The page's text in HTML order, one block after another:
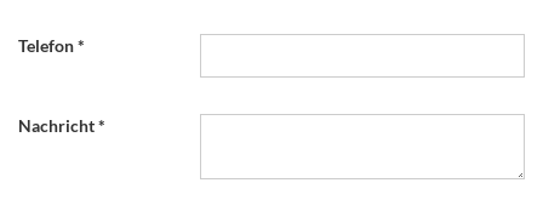
Telefon
Nachricht